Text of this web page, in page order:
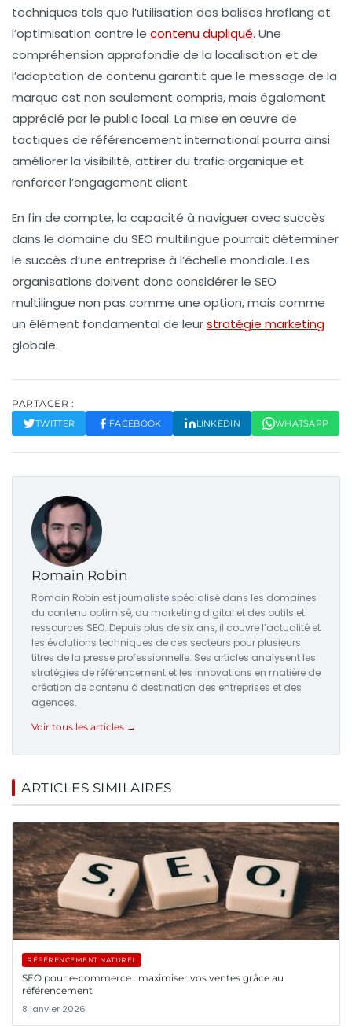
techniques tels que l’utilisation des balises hreflang et
l’optimisation contre le contenu dupliqué. Une
compréhension approfondie de la localisation et de
l’adaptation de contenu garantit que le message de la
marque est non seulement compris, mais également
apprécié par le public local. La mise en œuvre de
tactiques de référencement international pourra ainsi
améliorer la visibilité, attirer du trafic organique et
renforcer l’engagement client.
En fin de compte, la capacité à naviguer avec succès
dans le domaine du SEO multilingue pourrait déterminer
le succès d’une entreprise à l’échelle mondiale. Les
organisations doivent donc considérer le SEO
multilingue non pas comme une option, mais comme
un élément fondamental de leurstratégie marketing
globale.
PARTAGER :
TWITTER FACEBOOK LINKEDIN WHATSAPP
Romain Robin
Romain Robin est journaliste spécialisé dans les domaines
du contenu optimisé, du marketing digital et des outils et
ressources SEO. Depuis plus de six ans, il couvre l’actualité et
les évolutions techniques de ces secteurs pour plusieurs
titres de la presse professionnelle. Ses articles analysent les
stratégies de référencement et les innovations en matière de
création de contenu à destination des entreprises et des
agences.
Voir tous les articles →
ARTICLES SIMILAIRES
RÉFÉRENCEMENT NATUREL
SEO pour e-commerce : maximiser vos ventes grâce au
référencement
8 janvier 2026